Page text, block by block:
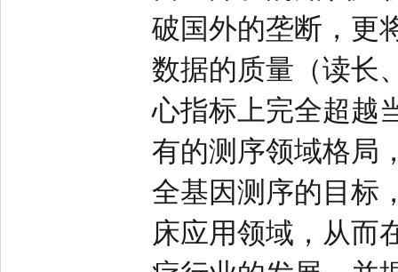
破国外的垄断，更
数据的质量（读长
心指标上完全超越
有的测序领域格局
全基因测序的目标
床应用领域，从而